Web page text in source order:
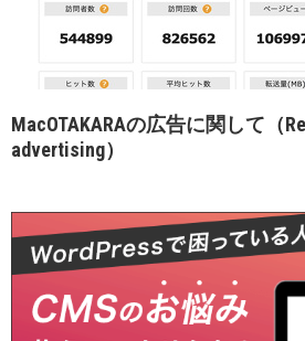
MacOTAKARAの広告に関して（
advertising）